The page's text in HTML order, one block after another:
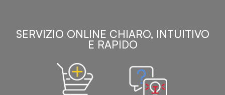
SERVIZIO ONLINE CHIARO, INTUITIVO
E RAPIDO